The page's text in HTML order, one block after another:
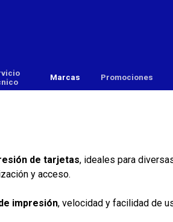
▼
Marcas ▼
Promociones
de tarjetas, ideales para
y acceso.
impresión, velocidad y facilidad de